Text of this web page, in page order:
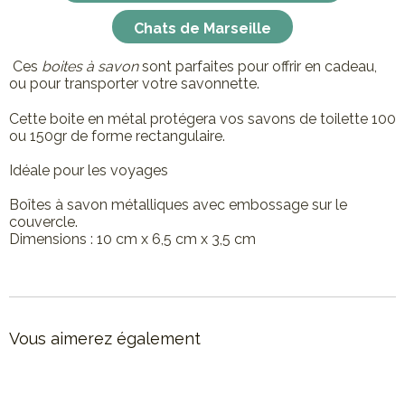
Chats de Marseille
Ces boites à savonsont parfaites pour offrir en cadeau,
ou pour transporter votre savonnette.
Cette boite en métal protégera vos savons de toilette 100
ou 150gr de forme rectangulaire.
Idéale pour les voyages
Boîtes à savon métalliques avec embossage sur le
couvercle.
Dimensions : 10 cm x 6,5 cm x 3,5 cm
Vous aimerez également